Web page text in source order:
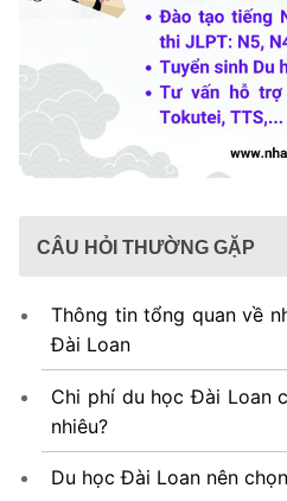
CÂU HỎI THƯỜNG GẶP
Thông tin tổng quan về
Đài Loan
Chi phí du học Đài Loan
nhiêu?
Du học Đài Loan nên